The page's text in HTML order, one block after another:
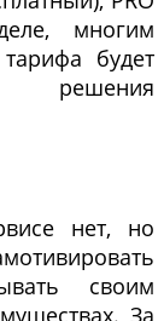
многим
будет
решения
нет, но
своим
За